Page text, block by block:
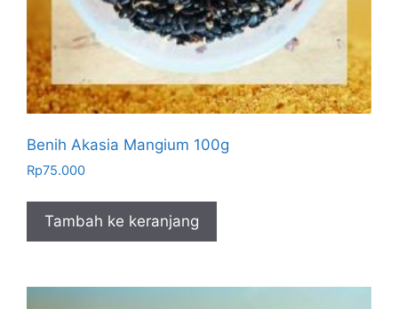
Benih Akasia Mangium 100g
Rp75.000
Tambah ke keranjang